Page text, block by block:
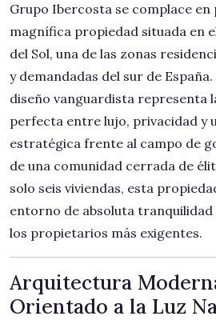
Grupo Ibercosta se complace
magnífica propiedad situada en
del Sol, una de las zonas
y demandadas del sur de
diseño vanguardista representa
perfecta entre lujo, privacidad y
estratégica frente al campo de
de una comunidad cerrada de
solo seis viviendas, esta
entorno de absoluta tranquilidad
los propietarios más exigentes.
Arquitectura
Orientado a la Luz